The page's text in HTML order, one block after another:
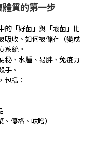
質的第一步
的「好菌」與「壞菌」比
吸收、如何被儲存（變成
系統。
秘、水腫、易胖、免疫力
手。
包括：
優格、味噌）